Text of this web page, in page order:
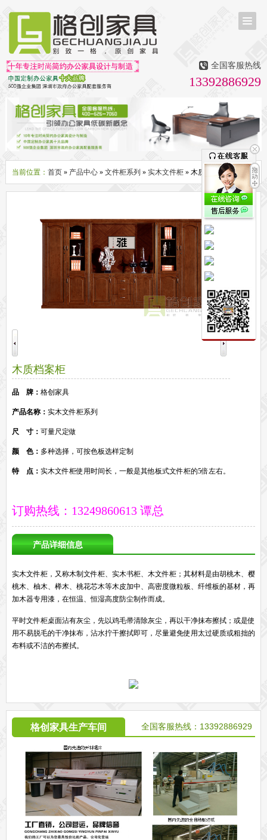
首页
茶台茶桌
多媒体会议室家具
办公屏风隔断系列
办公屏风卡位
高隔断墙 折叠屏风
组合职员台
办公桌系列
经理办公桌
会议桌
办公椅系列
办公沙发|茶几系列
贵宾沙发 茶几
茶水柜
副柜 间隔柜 矮柜 实木文件柜 板式文件柜
钢制文件柜
接待家具
培训桌
公共区域家具系列
高铁车站候车椅
他们正在使用格创家具
格创动态
行业动态
走进格创家具
联系北琛深圳办公家具厂
关于北琛品牌办公家具 企业文化
在线留言
全国客服热线
13392886929
当前位置： 首页» 产品中心» 文件柜系列 » 实木文件柜» 木质档案柜
木质档案柜
品 牌： 格创家具
产品名称： 实木文件柜系列
尺 寸： 可量尺定做
颜 色： 多种选择，可按色板选样定制
特 点： 实木文件柜使用时间长，一般是其他板式文件柜的5倍左右。
订购热线：13249860613 谭总
产品详细信息
实木文件柜，又称木制文件柜、实木书柜、木文件柜；其材料是由胡桃木、樱
桃木、柚木、榉木、桃花芯木等木皮加中、高密度微粒板、纤维板的基材，再
加木器专用漆，在恒温、恒湿高度防尘制作而成。
平时文件柜桌面沾有灰尘，先以鸡毛帚清除灰尘，再以干净抹布擦拭；或是使
用不易脱毛的干净抹布，沾水拧干擦拭即可，尽量避免使用太过硬质或粗拙的
布料或不洁的布擦拭。
格创家具生产车间 全国客服热线：13392886929